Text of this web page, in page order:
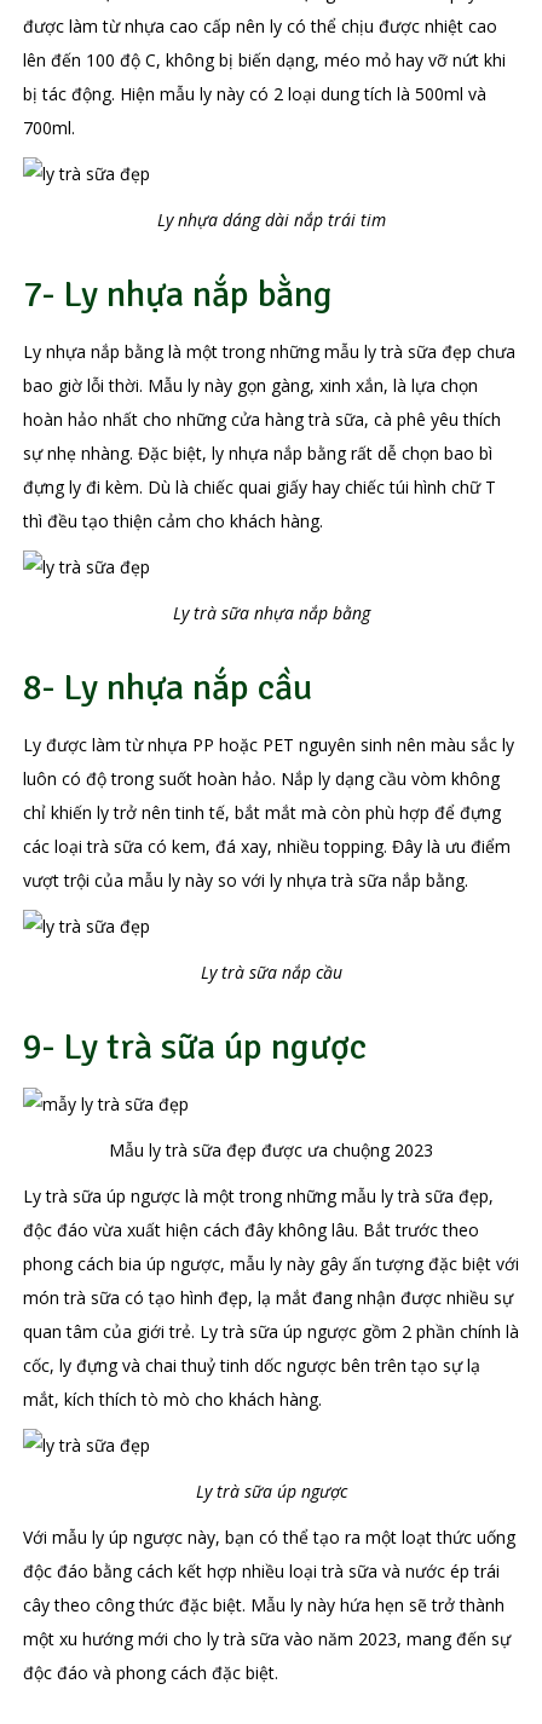
được làm từ nhựa cao cấp nên ly có thể chịu được nhiệt cao
lên đến 100 độ C, không bị biến dạng, méo mỏ hay vỡ nứt khi
bị tác động. Hiện mẫu ly này có 2 loại dung tích là 500ml và
700ml.
Ly nhựa dáng dài nắp trái tim
7- Ly nhựa nắp bằng
Ly nhựa nắp bằng là một trong những mẫu ly trà sữa đẹp chưa
bao giờ lỗi thời. Mẫu ly này gọn gàng, xinh xắn, là lựa chọn
hoàn hảo nhất cho những cửa hàng trà sữa, cà phê yêu thích
sự nhẹ nhàng. Đặc biệt, ly nhựa nắp bằng rất dễ chọn bao bì
đựng ly đi kèm. Dù là chiếc quai giấy hay chiếc túi hình chữ T
thì đều tạo thiện cảm cho khách hàng.
Ly trà sữa nhựa nắp bằng
8- Ly nhựa nắp cầu
Ly được làm từ nhựa PP hoặc PET nguyên sinh nên màu sắc ly
luôn có độ trong suốt hoàn hảo. Nắp ly dạng cầu vòm không
chỉ khiến ly trở nên tinh tế, bắt mắt mà còn phù hợp để đựng
các loại trà sữa có kem, đá xay, nhiều topping. Đây là ưu điểm
vượt trội của mẫu ly này so với ly nhựa trà sữa nắp bằng.
Ly trà sữa nắp cầu
9- Ly trà sữa úp ngược
Mẫu ly trà sữa đẹp được ưa chuộng 2023
Ly trà sữa úp ngược là một trong những mẫu ly trà sữa đẹp,
độc đáo vừa xuất hiện cách đây không lâu. Bắt trước theo
phong cách bia úp ngược, mẫu ly này gây ấn tượng đặc biệt với
món trà sữa có tạo hình đẹp, lạ mắt đang nhận được nhiều sự
quan tâm của giới trẻ. Ly trà sữa úp ngược gồm 2 phần chính là
cốc, ly đựng và chai thuỷ tinh dốc ngược bên trên tạo sự lạ
mắt, kích thích tò mò cho khách hàng.
Ly trà sữa úp ngược
Với mẫu ly úp ngược này, bạn có thể tạo ra một loạt thức uống
độc đáo bằng cách kết hợp nhiều loại trà sữa và nước ép trái
cây theo công thức đặc biệt. Mẫu ly này hứa hẹn sẽ trở thành
một xu hướng mới cho ly trà sữa vào năm 2023, mang đến sự
độc đáo và phong cách đặc biệt.